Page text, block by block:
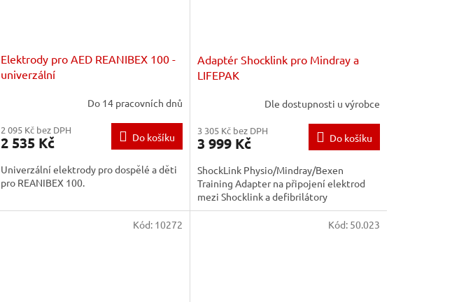
Elektrody pro AED REANIBEX 100 -
univerzální
Do 14 pracovních dnů
2 095 Kč bez DPH
2 535 Kč Do košíku
Univerzální elektrody pro dospělé a děti
pro REANIBEX 100.
Adaptér Shocklink pro Mindray a
LIFEPAK
Dle dostupnosti u výrobce
3 305 Kč bez DPH
3 999 Kč Do košíku
ShockLink Physio/Mindray/Bexen
Training Adapter na připojení elektrod
mezi Shocklink a defibrilátory
Kód: 10272 Kód: 50.023